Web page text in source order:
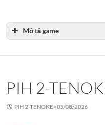
Mô tả game
PIH 2-
PIH 2-TENOKE>05/08/2026